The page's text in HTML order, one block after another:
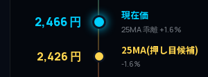
2,466 円 現在価
25MA 乖離 +1.6%
2,426 円 25MA(押し目候補)
-1.6%